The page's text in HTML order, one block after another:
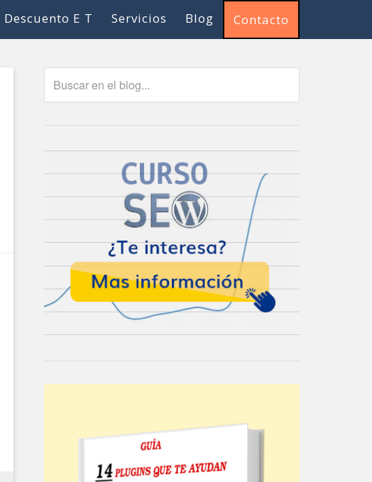
Contacto
Blog
Servicios
Descuento E T